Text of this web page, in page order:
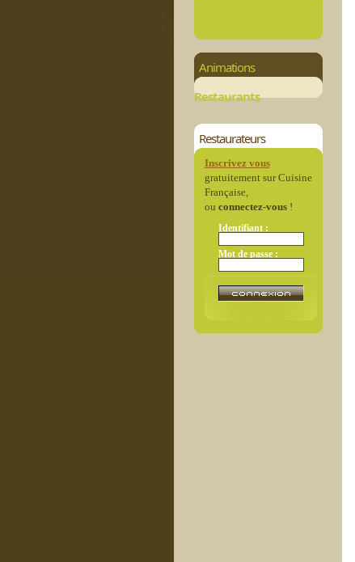
Animations
Restaurants
Restaurateurs
Inscrivez vous
gratuitement sur Cuisine
Française,
ou connectez-vous!
Identifiant :
Mot de passe :